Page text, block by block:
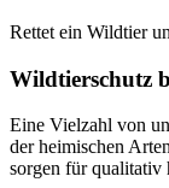
Rettet ein Wildtier
Wildtierschutz
Eine Vielzahl von
der heimischen
sorgen für qualitativ